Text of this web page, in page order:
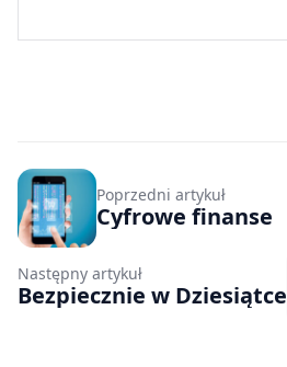
Poprzedni artykuł
Cyfrowe finanse
Następny artykuł
Bezpiecznie w Dziesiątce